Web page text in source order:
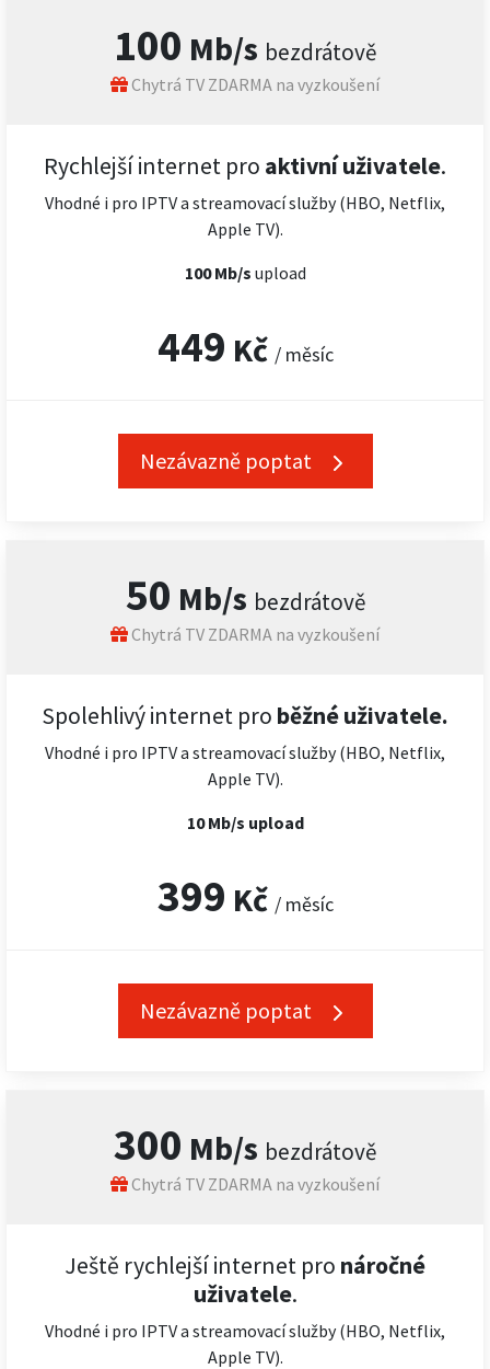
50 Mb/s bezdrátově
Chytrá TV ZDARMA na vyzkoušení
Spolehlivý internet pro běžné uživatele.
Vhodné i pro IPTV a streamovací služby (HBO, Netflix,
Apple TV).
10 Mb/s upload
399 Kč / měsíc
Nezávazně poptat
100 Mb/s bezdrátově
Chytrá TV ZDARMA na vyzkoušení
Rychlejší internet pro aktivní uživatele.
Vhodné i pro IPTV a streamovací služby (HBO, Netflix,
Apple TV).
100 Mb/s upload
449 Kč / měsíc
Nezávazně poptat
300 Mb/s bezdrátově
Chytrá TV ZDARMA na vyzkoušení
Ještě rychlejší internet pro náročné
uživatele.
Vhodné i pro IPTV a streamovací služby (HBO, Netflix,
Apple TV).